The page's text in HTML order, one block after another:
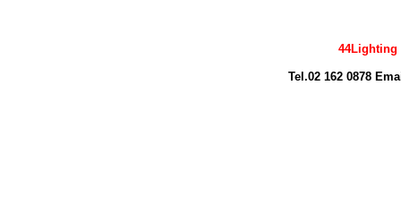
44Lighting
Tel.02 162 0878